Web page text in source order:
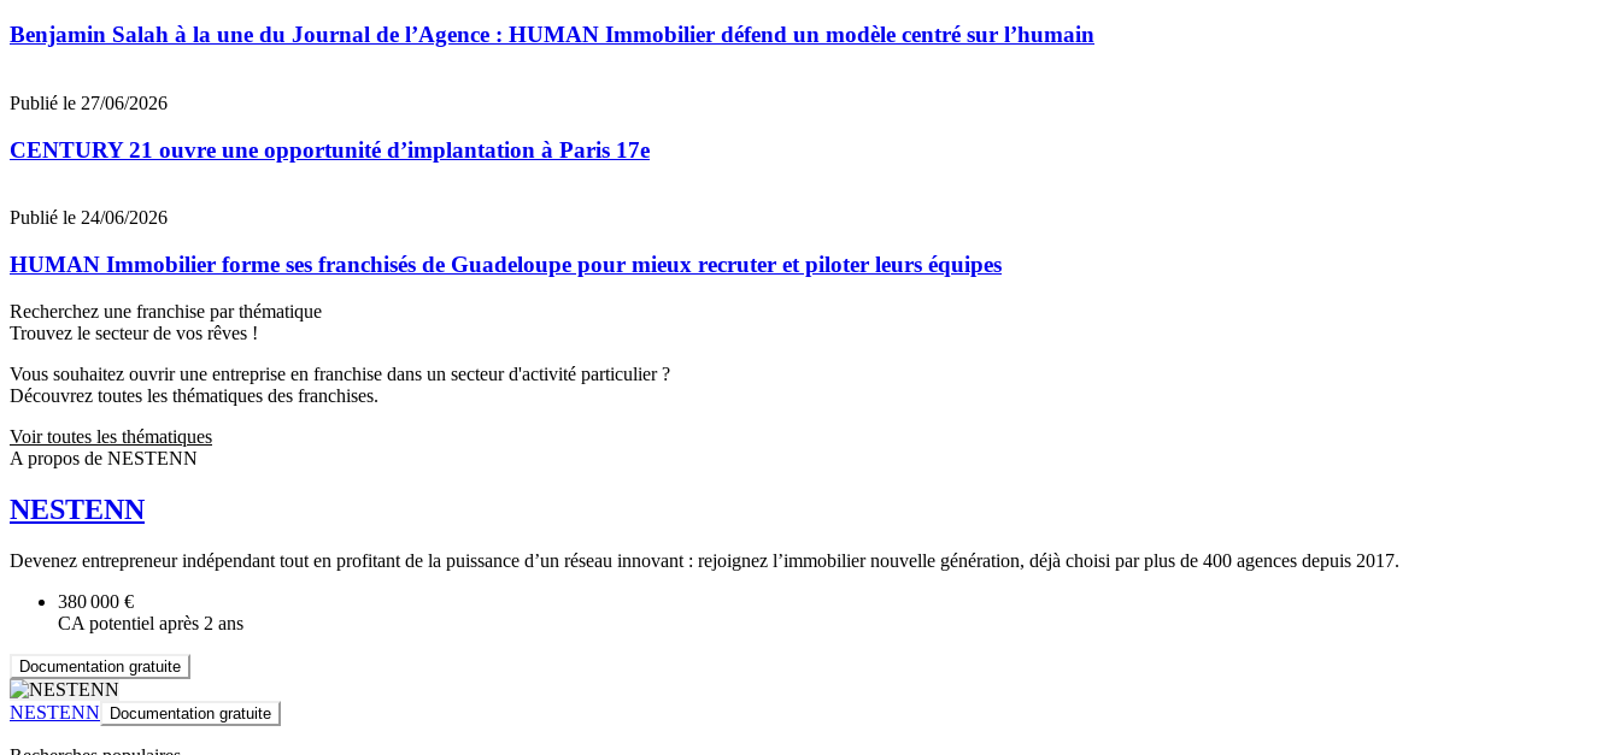
Benjamin Salah à la une du Journal de l’Agence : HUMAN Immobilier défend un modèle centré sur l’humain
Publié le 27/06/2026
CENTURY 21 ouvre une opportunité d’implantation à Paris 17e
Publié le 24/06/2026
HUMAN Immobilier forme ses franchisés de Guadeloupe pour mieux recruter et piloter leurs équipes
Recherchez une franchise par thématique
Trouvez le secteur de vos rêves !
Vous souhaitez ouvrir une entreprise en franchise dans un secteur d'activité particulier ?
Découvrez toutes les thématiques des franchises.
Voir toutes les thématiques
A propos de NESTENN
NESTENN
Devenez entrepreneur indépendant tout en profitant de la puissance d’un réseau innovant : rejoignez l’immobilier nouvelle génération, déjà choisi par plus de 400 agences depuis 2017.
380 000 €
CA potentiel après 2 ans
Documentation gratuite
NESTENN Documentation gratuite